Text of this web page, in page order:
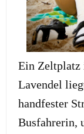
Ein Zeltplatz
Lavendel
handfester
Busfahrerin,